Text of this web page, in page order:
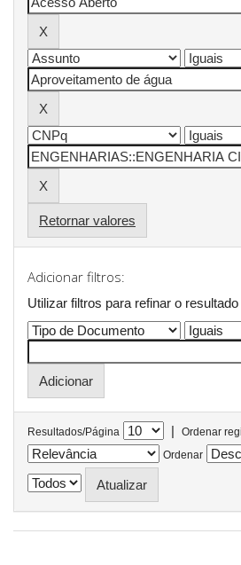
Retornar valores
Adicionar filtros:
Utilizar filtros para refinar o
Resultados/Página |
Ordenar
Ordenar